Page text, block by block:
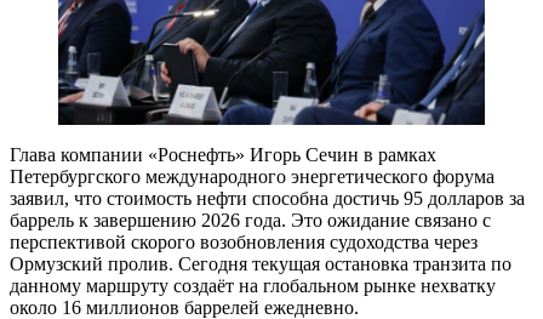
Глава компании «Роснефть» Игорь Сечин в рамках
Петербургского международного энергетического форума
заявил, что стоимость нефти способна достичь 95 долларов за
баррель к завершению 2026 года. Это ожидание связано с
перспективой скорого возобновления судоходства через
Ормузский пролив. Сегодня текущая остановка транзита по
данному маршруту создаёт на глобальном рынке нехватку
около 16 миллионов баррелей ежедневно.